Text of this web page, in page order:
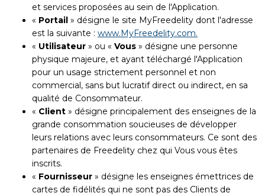
et services proposées au sein de l'Application.
« Portail » désigne le site MyFreedelity dont l'adresse
est la suivante : www.MyFreedelity.com.
« Utilisateur » ou « Vous » désigne une personne
physique majeure, et ayant téléchargé l'Application
pour un usage strictement personnel et non
commercial, sans but lucratif direct ou indirect, en sa
qualité de Consommateur.
« Client » désigne principalement des enseignes de la
grande consommation soucieuses de développer
leurs relations avec leurs consommateurs. Ce sont des
partenaires de Freedelity chez qui Vous vous êtes
inscrits.
« Fournisseur » désigne les enseignes émettrices de
cartes de fidélités qui ne sont pas des Clients de